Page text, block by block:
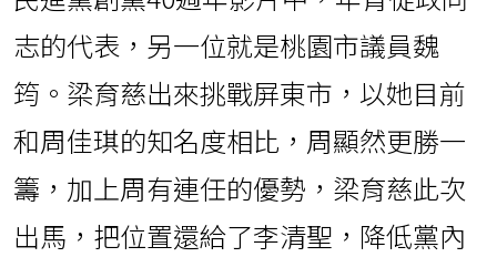
志的代表，另一位就是桃園市議員魏
筠。梁育慈出來挑戰屏東市，以她目前
和周佳琪的知名度相比，周顯然更勝一
籌，加上周有連任的優勢，梁育慈此次
出馬，把位置還給了李清聖，降低黨內